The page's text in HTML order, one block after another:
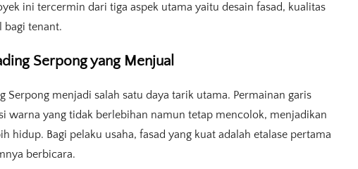
ini tercermin dari tiga aspek utama yaitu desain fasad, kualitas
bagi tenant.
Serpong yang Menjual
Serpong menjadi salah satu daya tarik utama. Permainan garis
warna yang tidak berlebihan namun tetap mencolok, menjadikan
hidup. Bagi pelaku usaha, fasad yang kuat adalah etalase pertama
berbicara.